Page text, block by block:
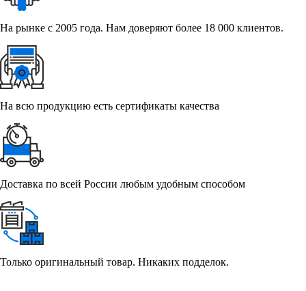
На рынке с 2005 года. Нам доверяют более 18 000 клиентов.
На всю продукцию есть сертификаты качества
Доставка по всей России любым удобным способом
Только оригинальный товар. Никаких подделок.